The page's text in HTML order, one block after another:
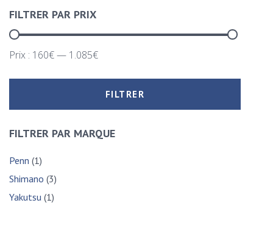
FILTRER PAR PRIX
FILTRER
Prix : 160€— 1.085€
FILTRER PAR MARQUE
Penn (1)
Shimano (3)
Yakutsu (1)